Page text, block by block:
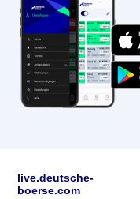
live.deutsche-
boerse.com